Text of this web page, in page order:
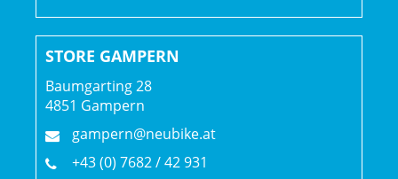
STORE GAMPERN
Baumgarting 28
4851 Gampern
gampern@neubike.at
+43 (0) 7682 / 42 931